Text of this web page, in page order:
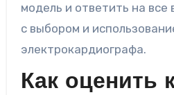
модель и ответить на все
с выбором и
электрокардиографа.
Как оценить